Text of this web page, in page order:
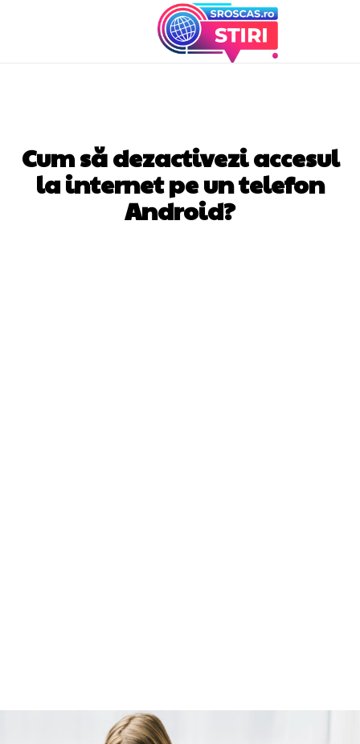
Cum să dezactivezi accesul
la internet pe un telefon
Android?